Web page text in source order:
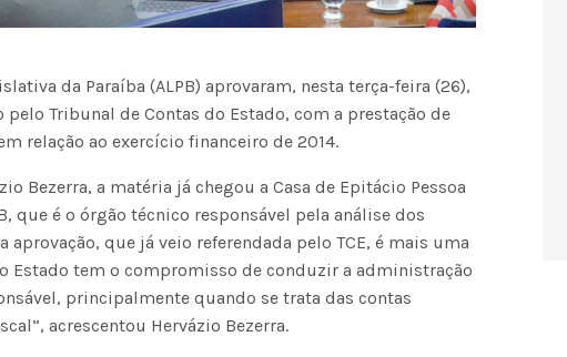
da Paraíba (ALPB) aprovaram, nesta terça-feira (26),
pelo Tribunal de Contas do Estado, com a prestação de
relação ao exercício financeiro de 2014.
Bezerra, a matéria já chegou a Casa de Epitácio Pessoa
que é o órgão técnico responsável pela análise dos
aprovação, que já veio referendada pelo TCE, é mais uma
Estado tem o compromisso de conduzir a administração
principalmente quando se trata das contas
acrescentou Hervázio Bezerra.